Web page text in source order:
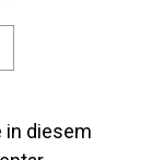
in diesem